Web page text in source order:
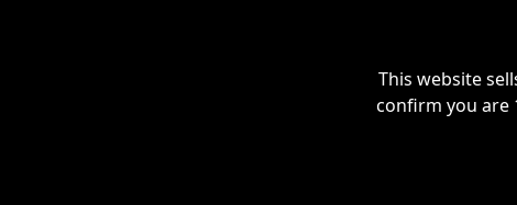
This website
confirm you are